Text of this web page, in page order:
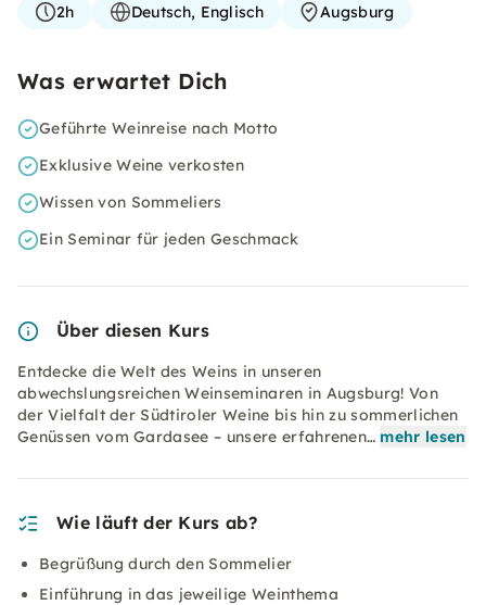
2h Deutsch, Englisch Augsburg
Was erwartet Dich
Geführte Weinreise nach Motto
Exklusive Weine verkosten
Wissen von Sommeliers
Ein Seminar für jeden Geschmack
Über diesen Kurs
Entdecke die Welt des Weins in unseren
abwechslungsreichen Weinseminaren in Augsburg! Von
der Vielfalt der Südtiroler Weine bis hin zu sommerlichen
Genüssen vom Gardasee – unsere erfahrenen… mehr lesen
Wie läuft der Kurs ab?
Begrüßung durch den Sommelier
Einführung in das jeweilige Weinthema